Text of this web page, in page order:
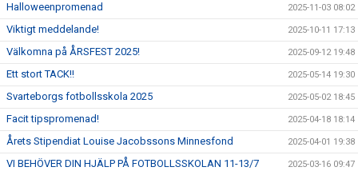
Halloweenpromenad 2025-11-03 08:02
Viktigt meddelande! 2025-10-11 17:13
Välkomna på ÅRSFEST 2025! 2025-09-12 19:48
Ett stort TACK!! 2025-05-14 19:30
Svarteborgs fotbollsskola 2025 2025-05-02 18:45
Facit tipspromenad! 2025-04-18 18:14
Årets Stipendiat Louise Jacobssons Minnesfond 2025-04-01 19:38
VI BEHÖVER DIN HJÄLP PÅ FOTBOLLSSKOLAN 11-13/7 2025-03-16 09:47